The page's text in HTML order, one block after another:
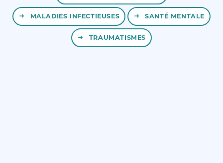
MALADIES INFECTIEUSES SANTÉ MENTALE
TRAUMATISMES